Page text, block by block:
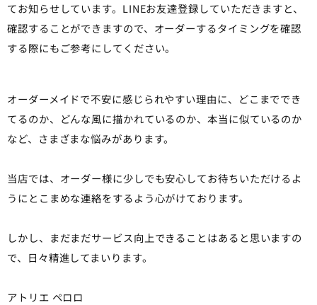
てお知らせしています。LINEお友達登録していただきますと、
確認することができますので、オーダーするタイミングを確認
する際にもご参考にしてください。
オーダーメイドで不安に感じられやすい理由に、どこまででき
てるのか、どんな風に描かれているのか、本当に似ているのか
など、さまざまな悩みがあります。
当店では、オーダー様に少しでも安心してお待ちいただけるよ
うにとこまめな連絡をするよう心がけております。
しかし、まだまだサービス向上できることはあると思いますの
で、日々精進してまいります。
アトリエ ペロロ